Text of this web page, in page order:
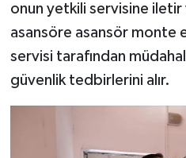
onun yetkili servisine iletir
asansöre asansör monte
servisi tarafından
güvenlik tedbirlerini alır.